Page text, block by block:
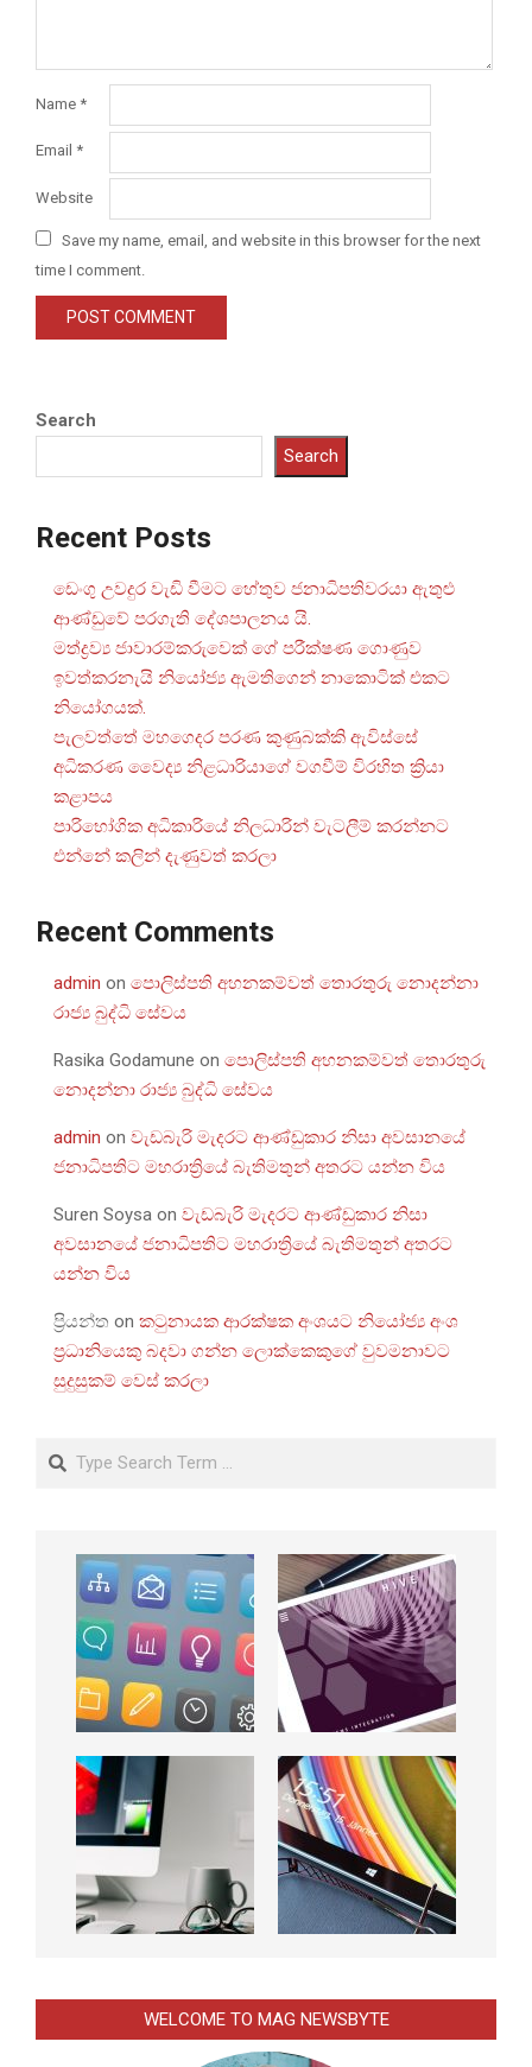
Name *
Email *
Website
Save my name, email, and website in this browser for the next
time I comment.
Search
Search
Recent Posts
ඩෙංගු උවදුර වැඩි වීමට හේතුව ජනාධිපතිවරයා ඇතුළු
ආණ්ඩුවේ පරගැති දේශපාලනය යි.
මත්ද්‍රව්‍ය ජාවාරම්කරුවෙක් ගේ පරීක්ෂණ ගොණුව
ඉවත්කරනැයි නියෝජ්‍ය ඇමතිගෙන් නාකොටික් එකට
නියෝගයක්.
පැලවත්තේ මහගෙදර පරණ කුණුබක්කි ඇවිස්සේ
අධිකරණ වෛද්‍ය නිළධාරියාගේ වගවීම් විරහිත ක්‍රියා
කළාපය
පාරිභෝගික අධිකාරියේ නිලධාරින් වැටලීම් කරන්නට
එන්නේ කලින් දැණුවත් කරලා
Recent Comments
admin on පොලිස්පති අහනකම්වත් තොරතුරු නොදන්නා
රාජ්‍ය බුද්ධි සේවය
Rasika Godamune on පොලිස්පති අහනකම්වත් තොරතුරු
නොදන්නා රාජ්‍ය බුද්ධි සේවය
admin on වැඩබැරි මැදරට ආණ්ඩුකාර නිසා අවසානයේ
ජනාධිපතිට මහරාත්‍රියේ බැතිමතුන් අතරට යන්න විය
Suren Soysa on වැඩබැරි මැදරට ආණ්ඩුකාර නිසා
අවසානයේ ජනාධිපතිට මහරාත්‍රියේ බැතිමතුන් අතරට
යන්න විය
ප්‍රියන්ත on කටුනායක ආරක්ෂක අංශයට නියෝජ්‍ය අංශ
ප්‍රධානියෙකු බදවා ගන්න ලොක්කෙකුගේ වුවමනාවට
සුදුසුකම් වෙස් කරලා
Search
WELCOME TO MAG NEWSBYTE